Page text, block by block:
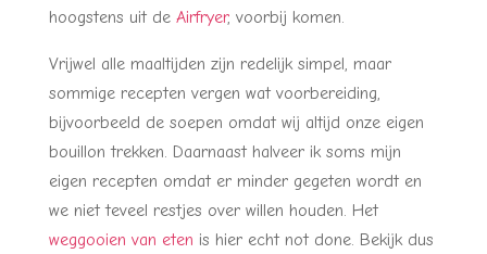
hoogstens uit de Airfryer, voorbij komen.
Vrijwel alle maaltijden zijn redelijk simpel, maar
sommige recepten vergen wat voorbereiding,
bijvoorbeeld de soepen omdat wij altijd onze eigen
bouillon trekken. Daarnaast halveer ik soms mijn
eigen recepten omdat er minder gegeten wordt en
we niet teveel restjes over willen houden. Het
weggooien van eten is hier echt not done. Bekijk dus